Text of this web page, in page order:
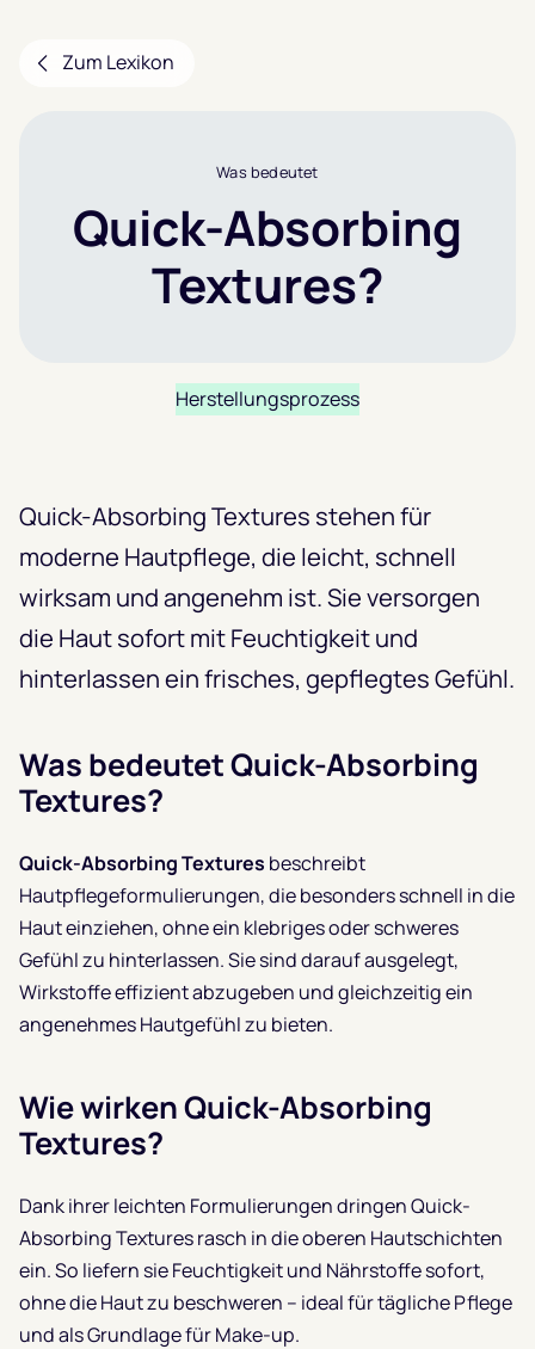
Zum Lexikon
Was bedeutet
Quick-Absorbing
Textures?
Herstellungsprozess
Quick-Absorbing Textures stehen für
moderne Hautpflege, die leicht, schnell
wirksam und angenehm ist. Sie versorgen
die Haut sofort mit Feuchtigkeit und
hinterlassen ein frisches, gepflegtes Gefühl.
Was bedeutet Quick-Absorbing
Textures?
Quick-Absorbing Textures beschreibt
Hautpflegeformulierungen, die besonders schnell in die
Haut einziehen, ohne ein klebriges oder schweres
Gefühl zu hinterlassen. Sie sind darauf ausgelegt,
Wirkstoffe effizient abzugeben und gleichzeitig ein
angenehmes Hautgefühl zu bieten.
Wie wirken Quick-Absorbing
Textures?
Dank ihrer leichten Formulierungen dringen Quick-
Absorbing Textures rasch in die oberen Hautschichten
ein. So liefern sie Feuchtigkeit und Nährstoffe sofort,
ohne die Haut zu beschweren – ideal für tägliche Pflege
und als Grundlage für Make-up.